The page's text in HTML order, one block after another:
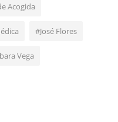
Acogida
#José Flores
Vega